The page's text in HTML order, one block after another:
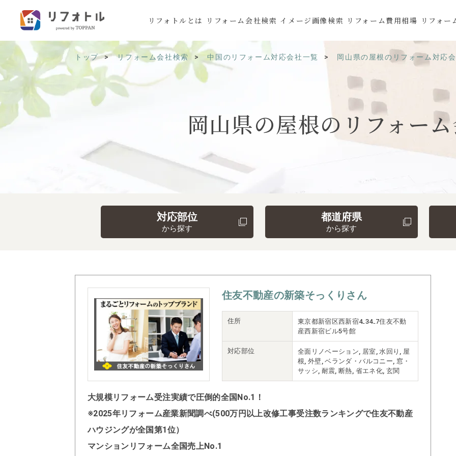
リフォトルとは リフォーム会社検索 イメージ画像検索 リフォーム費用相場 リフォー
トップ リフォーム会社検索 中国のリフォーム対応会社一覧 岡山県の屋根のリフォーム対応
岡山県の屋根の リフォー
対応部位
から探す
都道府県
から探す
住友不動産の新築そっくりさん
住所
東京都新宿区西新宿4₋34₋7住友不動
産西新宿ビル5号館
対応部位
全面リノベーション, 居室, 水回り, 屋
根, 外壁, ベランダ・バルコニー, 窓・
サッシ, 耐震, 断熱, 省エネ化, 玄関
大規模リフォーム受注実績で圧倒的全国No.1！
※2025年リフォーム産業新聞調べ(500万円以上改修工事受注数ランキングで住友不動産
ハウジングが全国第1位）
マンションリフォーム全国売上No.1